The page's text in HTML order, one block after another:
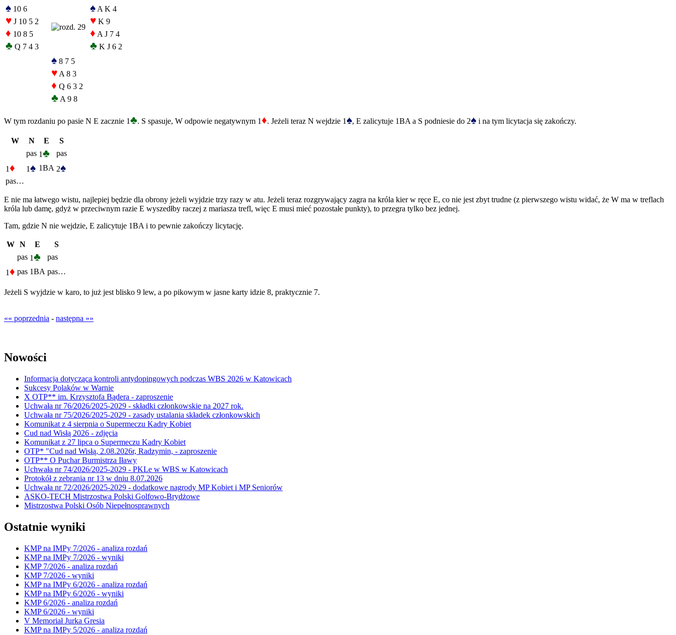
♠ 10 6
♥ J 10 5 2
♦ 10 8 5
♣ Q 7 4 3
♠ A K 4
♥ K 9
♦ A J 7 4
♣ K J 6 2
♠ 8 7 5
♥ A 8 3
♦ Q 6 3 2
♣ A 9 8
W tym rozdaniu po pasie N E zacznie 1♣. S spasuje, W odpowie negatywnym 1♦. Jeżeli teraz N wejdzie 1♠, E zalicytuje 1BA a S podniesie do 2♠ i na tym licytacja się zakończy.
W N E
S
pas 1♣
pas
1♦ 1♠ 1BA 2♠
pas…
E nie ma łatwego wistu, najlepiej będzie dla obrony jeżeli wyjdzie trzy razy w atu. Jeżeli teraz rozgrywający zagra na króla kier w ręce E, co nie jest zbyt trudne (z pierwszego wistu widać, że W ma w treflach
króla lub damę, gdyż w przeciwnym razie E wyszedłby raczej z mariasza trefl, więc E musi mieć pozostałe punkty), to przegra tylko bez jednej.
Tam, gdzie N nie wejdzie, E zalicytuje 1BA i to pewnie zakończy licytację.
W N E
S
pas 1♣
pas
1♦ pas 1BA pas…
Jeżeli S wyjdzie w karo, to już jest blisko 9 lew, a po pikowym w jasne karty idzie 8, praktycznie 7.
«« poprzednia - następna »»
Nowości
Informacja dotycząca kontroli antydopingowych podczas WBS 2026 w Katowicach
Sukcesy Polaków w Warnie
X OTP** im. Krzysztofa Bądera - zaproszenie
Uchwała nr 76/2026/2025-2029 - składki członkowskie na 2027 rok.
Uchwała nr 75/2026/2025-2029 - zasady ustalania składek członkowskich
Komunikat z 4 sierpnia o Supermeczu Kadry Kobiet
Cud nad Wisłą 2026 - zdjęcia
Komunikat z 27 lipca o Supermeczu Kadry Kobiet
OTP* "Cud nad Wisłą, 2.08.2026r, Radzymin, - zaproszenie
OTP** O Puchar Burmistrza Iławy
Uchwała nr 74/2026/2025-2029 - PKLe w WBS w Katowicach
Protokół z zebrania nr 13 w dniu 8.07.2026
Uchwała nr 72/2026/2025-2029 - dodatkowe nagrody MP Kobiet i MP Seniorów
ASKO-TECH Mistrzostwa Polski Golfowo-Brydżowe
Mistrzostwa Polski Osób Niepełnosprawnych
Ostatnie wyniki
KMP na IMPy 7/2026 - analiza rozdań
KMP na IMPy 7/2026 - wyniki
KMP 7/2026 - analiza rozdań
KMP 7/2026 - wyniki
KMP na IMPy 6/2026 - analiza rozdań
KMP na IMPy 6/2026 - wyniki
KMP 6/2026 - analiza rozdań
KMP 6/2026 - wyniki
V Memoriał Jurka Gresia
KMP na IMPy 5/2026 - analiza rozdań